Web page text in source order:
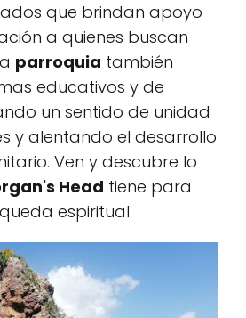
que brindan apoyo
a quienes buscan
parroquia también
educativos y de
un sentido de unidad
y alentando el desarrollo
Ven y descubre lo
Head tiene para
espiritual.